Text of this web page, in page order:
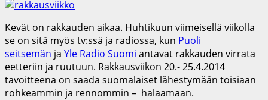
Kevät on rakkauden aikaa. Huhtikuun viimeisellä viikolla
se on sitä myös tv:ssä ja radiossa, kun Puoli
seitsemän ja Yle Radio Suomi antavat rakkauden virrata
eetteriin ja ruutuun. Rakkausviikon 20.- 25.4.2014
tavoitteena on saada suomalaiset lähestymään toisiaan
rohkeammin ja rennommin – halaamaan.